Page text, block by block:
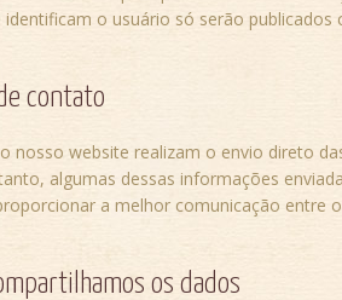
o usuário só serão publicados
contato
nosso website realizam o envio direto
algumas dessas informações
a melhor comunicação entre
os dados